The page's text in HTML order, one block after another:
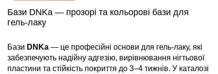
Бази DNKa — прозорі та кольорові бази для
гель-лаку
Бази DNKa — це професійні основи для гель-лаку, які
забезпечують надійну адгезію, вирівнювання нігтьової
пластини та стійкість покриття до 3–4 тижнів. У каталозі